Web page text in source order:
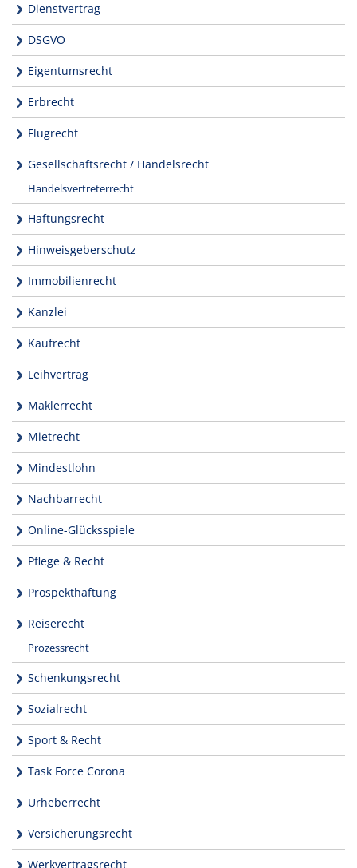
Dienstvertrag
DSGVO
Eigentumsrecht
Erbrecht
Flugrecht
Gesellschaftsrecht / Handelsrecht
Handelsvertreterrecht
Haftungsrecht
Hinweisgeberschutz
Immobilienrecht
Kanzlei
Kaufrecht
Leihvertrag
Maklerrecht
Mietrecht
Mindestlohn
Nachbarrecht
Online-Glücksspiele
Pflege & Recht
Prospekthaftung
Reiserecht
Prozessrecht
Schenkungsrecht
Sozialrecht
Sport & Recht
Task Force Corona
Urheberrecht
Versicherungsrecht
Werkvertragsrecht